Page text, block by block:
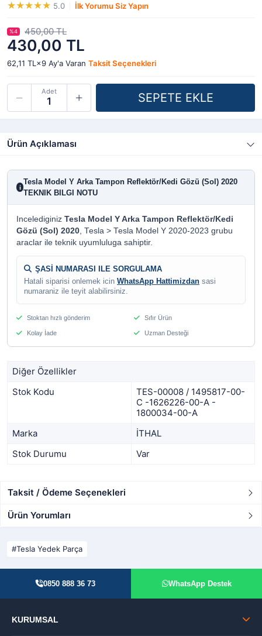
5.0 İlk Yorumu Siz Yapın
430,00 TL
%4 450,00 TL
62,11 TL×9 Ay'a Varan Taksit Seçenekleri
Adet
Ürün Açıklaması
i
Tesla Model Y Arka Tampon Reflektör/Kedi Gözü (Sol) 2020
TEKNIK BILGI NOTU
Incelediginiz Tesla Model Y Arka Tampon Reflektör/Kedi
Gözü (Sol) 2020, Tesla > Tesla Model Y 2020-2023 grubu
araclar ile teknik uyumluluga sahiptir.
ŞASİ NUMARASI ILE SORGULAMA
Hatali siparisi onlemek icin WhatsApp Hattimizdan sasi
numaraniz ile teyit alabilirsiniz.
Stoktan hızlı gönderim Sıfır Ürün
Kolay İade Uzman Desteği
Diğer Özellikler
Stok Kodu
TES-00008 / 1495817-00-
C -1626226-00-A -
1800034-00-A
Marka
İTHAL
Stok Durumu
Var
Taksit / Ödeme Seçenekleri
Ürün Yorumları
Tesla Yedek Parça
0850 888 36 73 WhatsApp Destek
KURUMSAL